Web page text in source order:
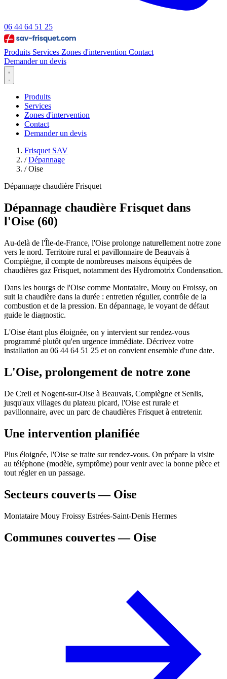
06 44 64 51 25
Produits Services Zones d'intervention Contact
Demander un devis
Produits
Services
Zones d'intervention
Contact
Demander un devis
Frisquet SAV
/ Dépannage
/ Oise
Dépannage chaudière Frisquet
Dépannage chaudière Frisquet dans
l'Oise (60)
Au-delà de l'Île-de-France, l'Oise prolonge naturellement notre zone
vers le nord. Territoire rural et pavillonnaire de Beauvais à
Compiègne, il compte de nombreuses maisons équipées de
chaudières gaz Frisquet, notamment des Hydromotrix Condensation.
Dans les bourgs de l'Oise comme Montataire, Mouy ou Froissy, on
suit la chaudière dans la durée : entretien régulier, contrôle de la
combustion et de la pression. En dépannage, le voyant de défaut
guide le diagnostic.
L'Oise étant plus éloignée, on y intervient sur rendez-vous
programmé plutôt qu'en urgence immédiate. Décrivez votre
installation au 06 44 64 51 25 et on convient ensemble d'une date.
L'Oise, prolongement de notre zone
De Creil et Nogent-sur-Oise à Beauvais, Compiègne et Senlis,
jusqu'aux villages du plateau picard, l'Oise est rurale et
pavillonnaire, avec un parc de chaudières Frisquet à entretenir.
Une intervention planifiée
Plus éloignée, l'Oise se traite sur rendez-vous. On prépare la visite
au téléphone (modèle, symptôme) pour venir avec la bonne pièce et
tout régler en un passage.
Secteurs couverts — Oise
Montataire Mouy Froissy Estrées-Saint-Denis Hermes
Communes couvertes — Oise